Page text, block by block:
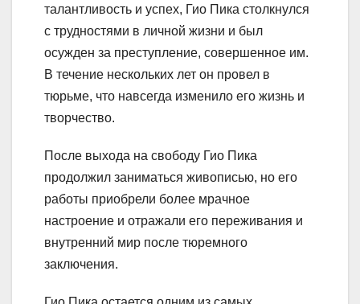
талантливость и успех, Гио Пика столкнулся
с трудностями в личной жизни и был
осужден за преступление, совершенное им.
В течение нескольких лет он провел в
тюрьме, что навсегда изменило его жизнь и
творчество.
После выхода на свободу Гио Пика
продолжил заниматься живописью, но его
работы приобрели более мрачное
настроение и отражали его переживания и
внутренний мир после тюремного
заключения.